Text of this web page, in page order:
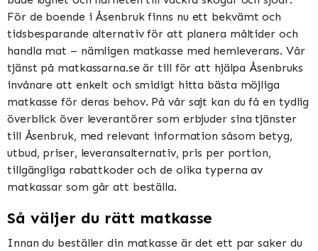
För de boende i Åsenbruk finns nu ett bekvämt och
tidsbesparande alternativ för att planera måltider och
handla mat – nämligen matkasse med hemleverans. Vår
tjänst på matkassarna.se är till för att hjälpa Åsenbruks
invånare att enkelt och smidigt hitta bästa möjliga
matkasse för deras behov. På vår sajt kan du få en tydlig
överblick över leverantörer som erbjuder sina tjänster
till Åsenbruk, med relevant information såsom betyg,
utbud, priser, leveransalternativ, pris per portion,
tillgängliga rabattkoder och de olika typerna av
matkassar som går att beställa.
Så väljer du rätt matkasse
Innan du beställer din matkasse är det ett par saker du